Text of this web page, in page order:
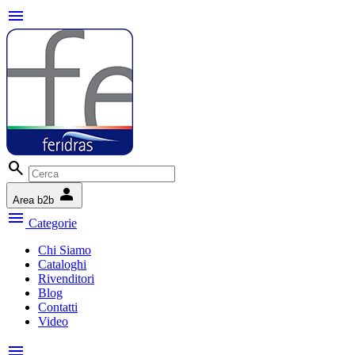
menu
search
Area b2b person
menu Categorie
Chi Siamo
Cataloghi
Rivenditori
Blog
Contatti
Video